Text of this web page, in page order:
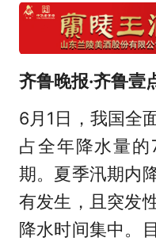
齐鲁晚报·齐鲁壹
6月1日，我国全
占全年降水量
期。夏季汛期内
有发生，且突发
降水时间集中。